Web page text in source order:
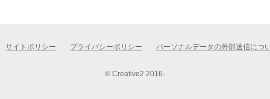
サイトポリシー プライバシーポリシー パーソナルデータの外部送信につ
© Creative2 2016-